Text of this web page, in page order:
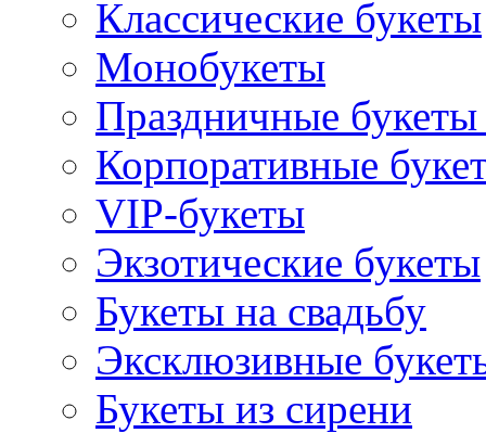
Классические букеты
Монобукеты
Праздничные букеты
Корпоративные
VIP-букеты
Экзотические букеты
Букеты на свадьбу
Эксклюзивные
Букеты из сирени